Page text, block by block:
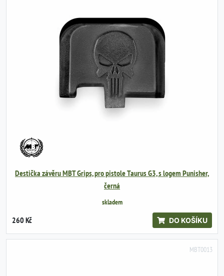
Destička závěru MBT Grips, pro pistole Taurus G3, s logem Punisher,
černá
skladem
260 Kč DO KOŠÍKU
MBT0013